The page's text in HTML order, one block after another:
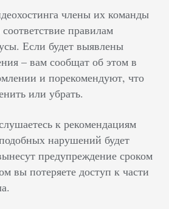
члены их команды
правилам
Если будет выявлены
– вам сообщат об этом в
и порекомендуют, что
или убрать.
к рекомендациям
нарушений будет
предупреждение сроком
вы потеряете доступ к части